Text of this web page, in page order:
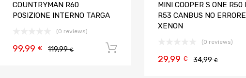
COUNTRYMAN R60
POSIZIONE INTERNO TARGA
(0 reviews)
119,99€
99,99 €
MINI COOPER S ONE R50
R53 CANBUS NO ERRORE
XENON
(0 reviews)
34,99€
29,99 €